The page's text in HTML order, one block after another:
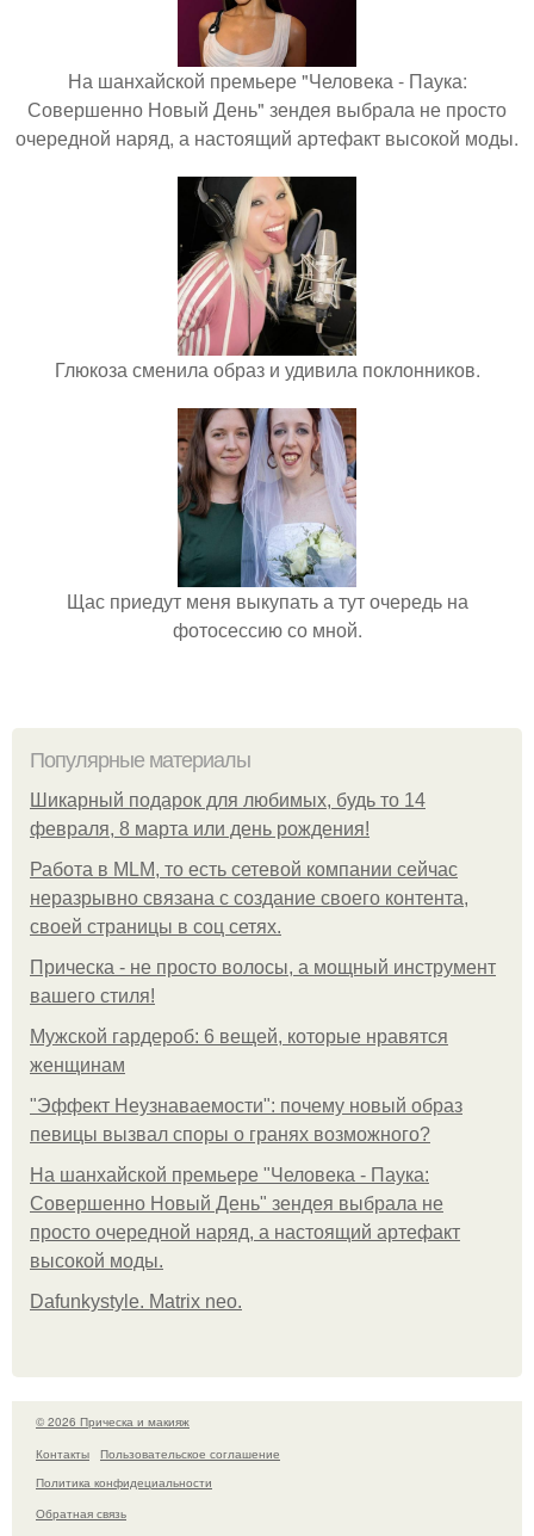
На шанхайской премьере "Человека - Паука:
Совершенно Новый День" зендея выбрала не просто
очередной наряд, а настоящий артефакт высокой моды.
Глюкоза сменила образ и удивила поклонников.
Щас приедут меня выкупать а тут очередь на
фотосессию со мной.
Популярные материалы
Шикарный подарок для любимых, будь то 14
февраля, 8 марта или день рождения!
Работа в MLM, то есть сетевой компании сейчас
неразрывно связана с создание своего контента,
своей страницы в соц сетях.
Прическа - не просто волосы, а мощный инструмент
вашего стиля!
Мужской гардероб: 6 вещей, которые нравятся
женщинам
"Эффект Неузнаваемости": почему новый образ
певицы вызвал споры о гранях возможного?
На шанхайской премьере "Человека - Паука:
Совершенно Новый День" зендея выбрала не
просто очередной наряд, а настоящий артефакт
высокой моды.
Dafunkystyle. Matrix neo.
© 2026 Прическа и макияж
Контакты
Пользовательское соглашение
Политика конфидециальности
Обратная связь